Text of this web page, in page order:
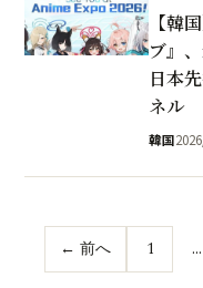
【韓
ブ』
日本
ネル
韓国
← 前へ 1 …